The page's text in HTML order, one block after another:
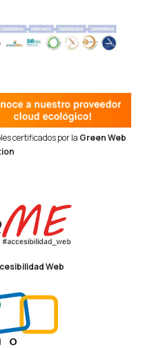
certificados por la Green Web
Web